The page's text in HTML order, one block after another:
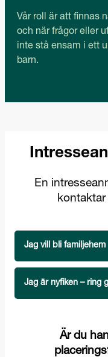
Vår roll är att finnas
och när frågor eller
inte stå ensam i ett
barn.